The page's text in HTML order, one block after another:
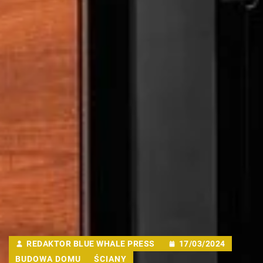
REDAKTOR BLUE WHALE PRESS
17/03/2024
BUDOWA DOMU
ŚCIANY